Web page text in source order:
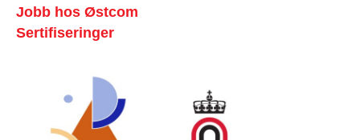
Jobb hos Østcom
Sertifiseringer